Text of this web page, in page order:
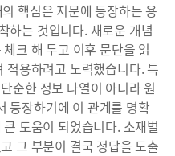
핵심은 지문에 등장하는 용
하는 것입니다. 새로운 개념
크 해 두고 이후 문단을 읽
적용하려고 노력했습니다. 특
순한 정보 나열이 아니라 원
등장하기에 이 관계를 명확
도움이 되었습니다. 소재별
그 부분이 결국 정답을 도출